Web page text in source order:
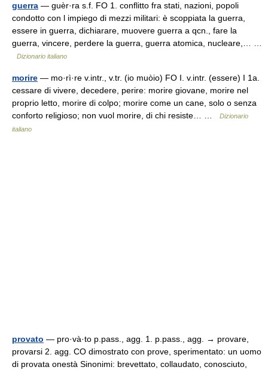
guerra — guèr·ra s.f. FO 1. conflitto fra stati, nazioni, popoli
condotto con l impiego di mezzi militari: è scoppiata la guerra,
essere in guerra, dichiarare, muovere guerra a qcn., fare la
guerra, vincere, perdere la guerra, guerra atomica, nucleare,… …
Dizionario italiano
morire — mo·rì·re v.intr., v.tr. (io muòio) FO I. v.intr. (essere) I 1a.
cessare di vivere, decedere, perire: morire giovane, morire nel
proprio letto, morire di colpo; morire come un cane, solo o senza
conforto religioso; non vuol morire, di chi resiste… …
Dizionario
italiano
provato — pro·và·to p.pass., agg. 1. p.pass., agg. → provare,
provarsi 2. agg. CO dimostrato con prove, sperimentato: un uomo
di provata onestà Sinonimi: brevettato, collaudato, conosciuto,